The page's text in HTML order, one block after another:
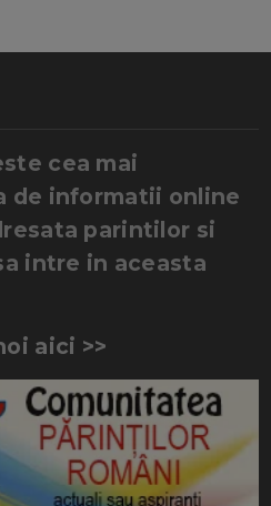
cea mai
de informatii online
parintilor si
intre in aceasta
aici >>